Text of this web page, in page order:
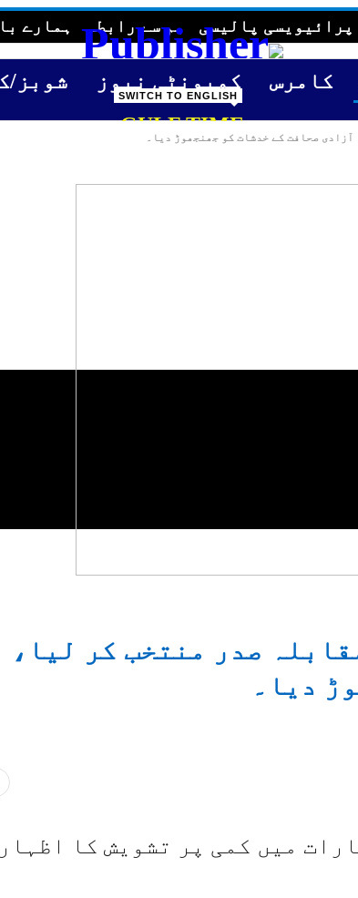
پرائیویسی پالیسی ہم سے رابطہ ہمارے
کامرس کمیونٹی نیوز شوبز/
GULF TIME
SWITCH TO ENGLISH
آزادی صحافت کے خدشات کو جھنجھوڑ دیا۔
صدر منتخب کر لیا،
دیا۔
میں کمی پر تشویش کا اظہار